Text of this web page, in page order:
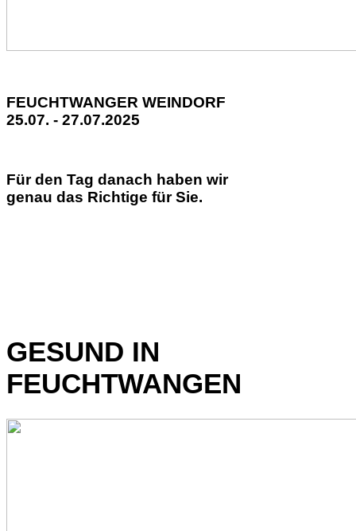
FEUCHTWANGER WEINDORF
25.07. - 27.07.2025
Für den Tag danach haben wir
genau das Richtige für Sie.
GESUND IN
FEUCHTWANGEN